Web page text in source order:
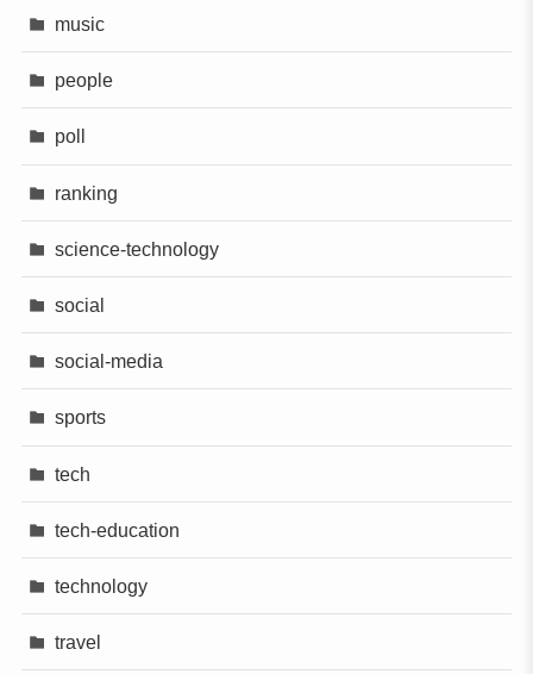
music
people
poll
ranking
science-technology
social
social-media
sports
tech
tech-education
technology
travel